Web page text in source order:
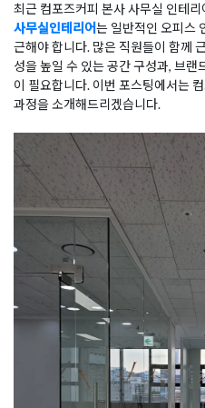
최근 컴포즈커피 본사 사무실 인테
사무실인테리어는 일반적인 오피스
근해야 합니다. 많은 직원들이 함께
성을 높일 수 있는 공간 구성과, 브랜
이 필요합니다. 이번 포스팅에서는
과정을 소개해드리겠습니다.